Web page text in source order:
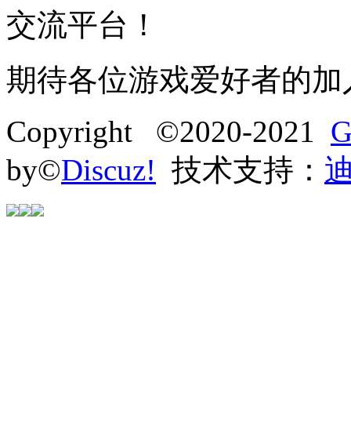
交流平台！
期待各位游戏爱好者的加
Copyright ©2020-2021
by©Discuz! 技术支持：